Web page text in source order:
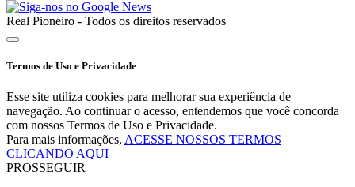
Real Pioneiro - Todos os direitos reservados
Termos de Uso e Privacidade
Esse site utiliza cookies para melhorar sua experiência de
navegação. Ao continuar o acesso, entendemos que você concorda
com nossos Termos de Uso e Privacidade.
Para mais informações, ACESSE NOSSOS TERMOS
CLICANDO AQUI
PROSSEGUIR